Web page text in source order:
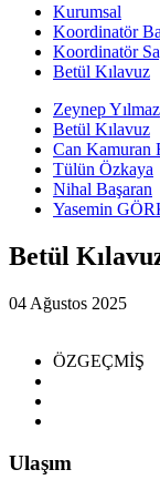
Kurumsal
Koordinatör
Koordinatör
Betül Kılavuz
Zeynep Yılmaz
Betül Kılavuz
Can Kamuran
Tülün Özkaya
Nihal Başaran
Yasemin
Betül
04 Ağustos 2025
ÖZGEÇMİŞ
Ulaşım